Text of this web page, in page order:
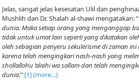
Jelas, sangat jelas kesesatan Ulil dan
Mushlih dan Dr. Shalah al-shawi mengatakan: “
dunia. Maka setiap orang yang menganggap
tidak untuk umat lain seperti yang dikatakan
oleh sebagian penyeru sekulerisme di zaman
karena telah mengingkari nash-nash yang
shollallohu ‘alaihi wa sallamdan telah
dunia.” [1](more…)